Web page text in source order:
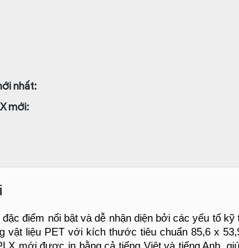
nhất:
mới:
điểm nổi bật và dễ nhận diện bởi các yếu tố
vật liệu PET với kích thước tiêu chuẩn 85,6 x
mới được in bằng cả tiếng Việt và tiếng Anh,